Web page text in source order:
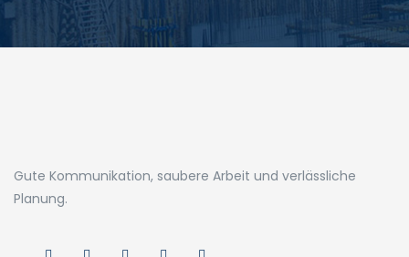
Gute Kommunikation, saubere Arbeit und verlässliche
Planung.